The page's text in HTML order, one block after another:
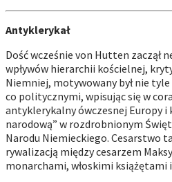
Antyklerykał
Dość wcześnie von Hutten zaczął
wpływów hierarchii kościelnej,
Niemniej, motywowany był nie
co politycznymi, wpisując się w
antyklerykalny ówczesnej Europy i
narodową” w rozdrobnionym
Narodu Niemieckiego. Cesarstwo
rywalizacją między cesarzem
monarchami, włoskimi książętami